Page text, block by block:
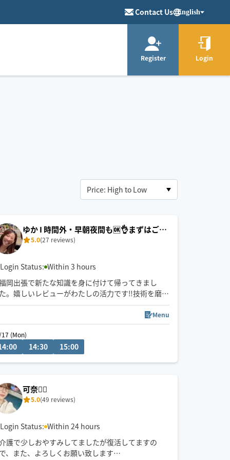
Contact Us English
Register Login
21:30 22:00
ゆか I 時間外・早朝夜間も🆗👌まずはご連
絡ください☺️
5.0(27 reviews)
Login Status: Within 3 hours
岡出張で新たな知識を身に付けて帰ってきまし
た。嬉しいレビューがわたしの活力です‼︎技術を磨い
次はレビュー30件を目指します✨対応可能時間外
（早朝夜間も含）でも施術が可能な場合があります
で、遠慮なく‼︎どんどんお問い合わせくださいね〜
Menu
(Mon)
14:30 15:00
可奈🙋‍♀️
5.0(49 reviews)
Login Status: Within 24 hours
護で少しおやすみしてましたが復活してますの
で、また、よろしくお願い致します